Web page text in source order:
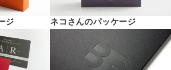
ジ ネコさんのパッケージ